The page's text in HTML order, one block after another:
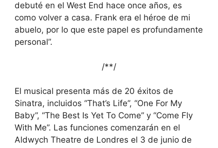
debuté en el West End hace once años, es
como volver a casa. Frank era el héroe de mi
abuelo, por lo que este papel es profundamente
personal”.
/**/
El musical presenta más de 20 éxitos de
Sinatra, incluidos “That’s Life”, “One For My
Baby”, “The Best Is Yet To Come” y “Come Fly
With Me”. Las funciones comenzarán en el
Aldwych Theatre de Londres el 3 de junio de